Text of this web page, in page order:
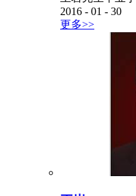
2016 - 01 - 30
更多>>